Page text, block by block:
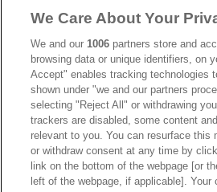
Ishockey-VM
IIHF
JVM
Kanada
Dam VM
Finland
Video
Ishockey-OS
We Care About Your
We and our1006 partners store and
browsing data or unique identifiers, on
Accept" enables tracking technologies
shown under "we and our partners
selecting "Reject All" or withdrawing
trackers are disabled, some content
relevant to you. You can resurface this
or withdraw consent at any time by
link on the bottom of the webpage [or
left of the webpage, if applicable].